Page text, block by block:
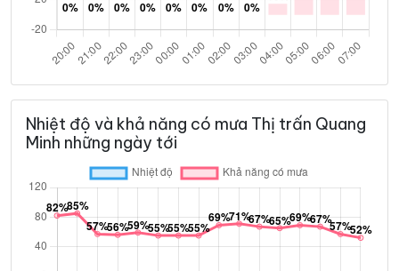
Nhiệt độ và khả năng có mưa Thị trấn Quang
Minh những ngày tới